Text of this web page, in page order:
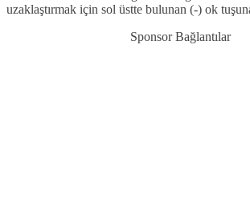
uzaklaştırmak için sol üstte bulunan (-) ok
Sponsor Bağlantılar